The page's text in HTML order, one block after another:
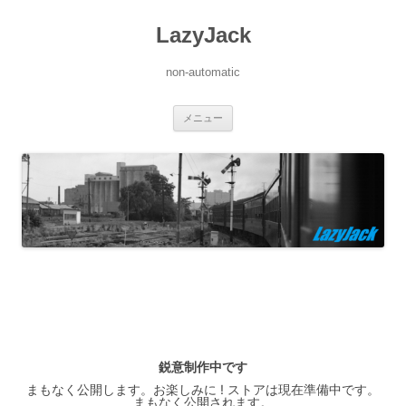
LazyJack
non-automatic
メニュー
ツ
へ
ス
キ
ッ
プ
鋭意制作中です
まもなく公開します。お楽しみに ! ストアは現在準備中です。
まもなく公開されます。